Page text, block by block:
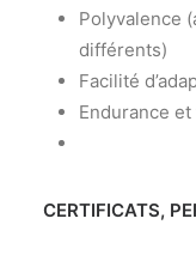
Polyvalence
différents)
Facilité
Endurance
CERTIFICATS,